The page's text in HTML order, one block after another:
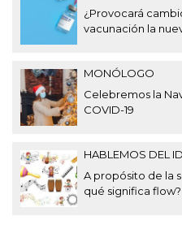
¿Provocará
vacunación la
MONÓLOGO
Celebremos la
COVID-19
HABLEMOS DEL
A propósito de la
qué significa flow?